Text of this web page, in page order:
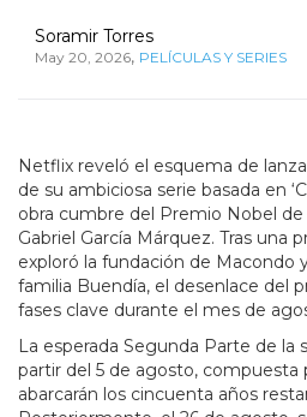
Soramir Torres
May 20, 2026, PELÍCULAS Y SERIES
Netflix reveló el esquema de
de su ambiciosa serie basada en
obra cumbre del Premio Nobel
Gabriel García Márquez. Tras una
exploró la fundación de Macondo
familia Buendía, el desenlace del
fases clave durante el mes de
La esperada Segunda Parte de la
partir del 5 de agosto, compuesta
abarcarán los cincuenta años